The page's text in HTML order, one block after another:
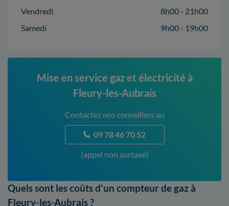
Vendredi
8h00 - 21h00
Samedi
9h00 - 19h00
Mise en service gaz et électricité à
Fleury-les-Aubrais
Contactez nos conseillers au
09 78 46 70 52
(appel non surtaxé)
Quels sont les coûts d'un compteur de gaz à
Fleury-les-Aubrais ?